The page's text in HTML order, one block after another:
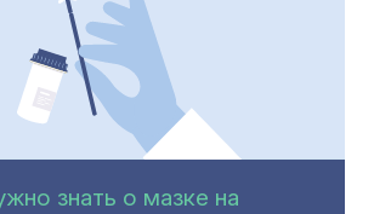
знать о мазке на